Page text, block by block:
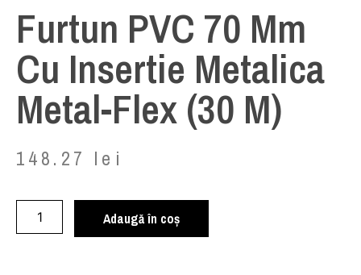
Furtun PVC 70 Mm
Cu Insertie Metalica
Metal-Flex (30 M)
148.27 lei
Adaugă în coș